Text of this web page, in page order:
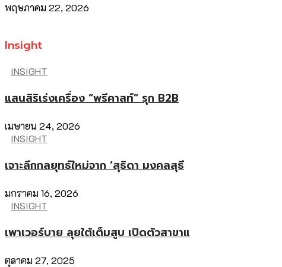
พฤษภาคม 22, 2026
Insight
INSIGHT
แสนสิริเร่งเครื่อง “พรีคาสท์” รุก B2B
เมษายน 24, 2026
INSIGHT
เจาะลึกกลยุทธ์ใหม่จาก ‘สุธิดา มงคลสุธี
มกราคม 16, 2026
INSIGHT
เพาเวอร์บาย ลุยใต้เต็มสูบ เปิดตัวสาขาแ
ตุลาคม 27, 2025